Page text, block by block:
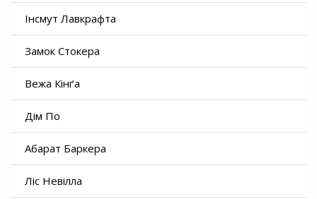
Інсмут Лавкрафта
Замок Стокера
Вежа Кінґа
Дім По
Абарат Баркера
Ліс Невілла